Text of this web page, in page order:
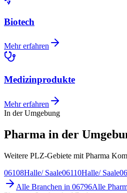
Biotech
Mehr erfahren
Medizinprodukte
Mehr erfahren
In der Umgebung
Pharma in der
Weitere PLZ-Gebiete mit Pharma
06108Halle/ Saale06110Halle/ Saale
Alle Branchen in 06796Alle